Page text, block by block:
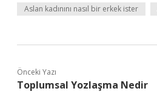
Aslan kadınını nasıl bir erkek ister
Önceki Yazı
Toplumsal Yozlaşma Nedir